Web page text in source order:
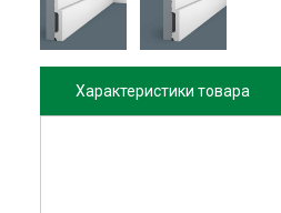
Характеристики товара